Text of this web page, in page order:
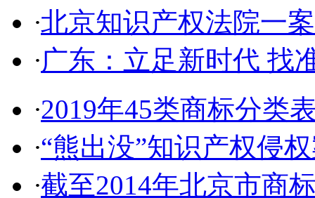
·北京知识产权法院一
·广东：立足新时代 找
·2019年45类商标分类
·“熊出没”知识产权侵
·截至2014年北京市商